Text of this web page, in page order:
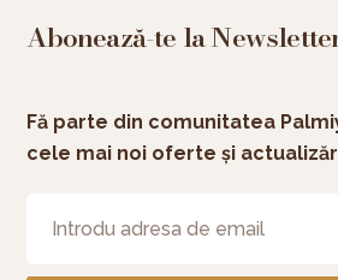
Abonează-te la
Fă parte din comunitatea
cele mai noi oferte și